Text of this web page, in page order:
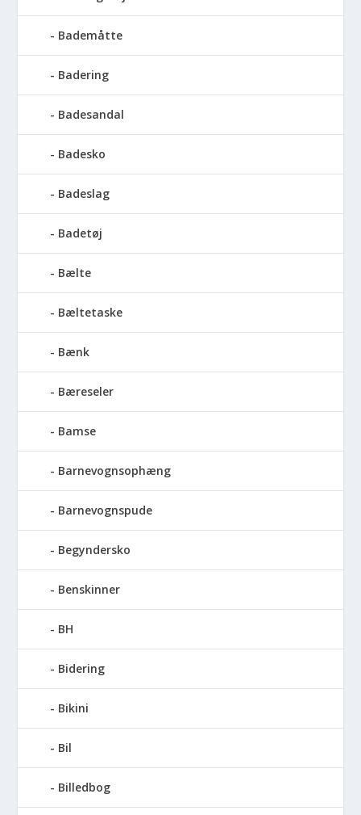
Bademåtte
Badering
Badesandal
Badesko
Badeslag
Badetøj
Bælte
Bæltetaske
Bænk
Bæreseler
Bamse
Barnevognsophæng
Barnevognspude
Begyndersko
Benskinner
BH
Bidering
Bikini
Bil
Billedbog